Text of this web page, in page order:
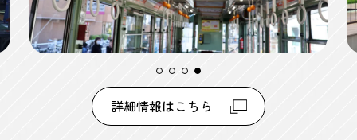
詳細情報はこちら